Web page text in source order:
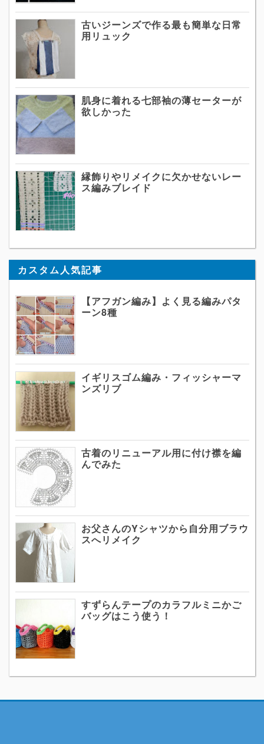
古いジーンズで作る最も簡単な日常
用リュック
肌身に着れる七部袖の薄セーターが
欲しかった
縁飾りやリメイクに欠かせないレー
ス編みブレイド
カスタム人気記事
【アフガン編み】よく見る編みパタ
ーン8種
イギリスゴム編み・フィッシャーマ
ンズリブ
古着のリニューアル用に付け襟を編
んでみた
お父さんのYシャツから自分用ブラウ
スへリメイク
すずらんテープのカラフルミニかご
バッグはこう使う！